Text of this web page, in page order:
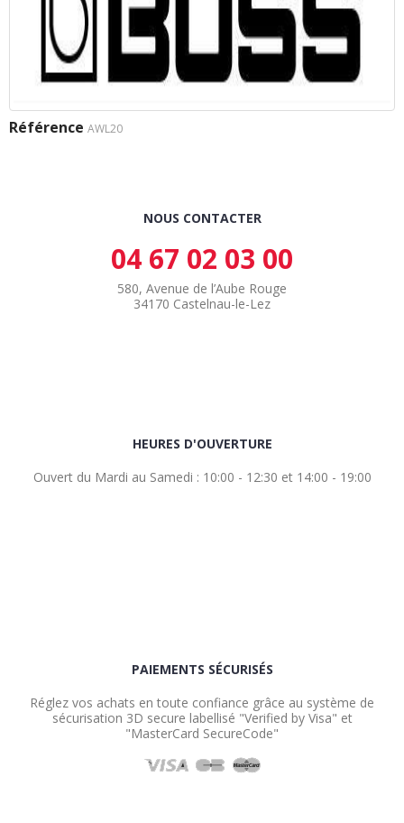
Référence AWL20
NOUS CONTACTER
04 67 02 03 00
580, Avenue de l’Aube Rouge
34170 Castelnau-le-Lez
HEURES D'OUVERTURE
Ouvert du Mardi au Samedi : 10:00 - 12:30 et 14:00 - 19:00
PAIEMENTS SÉCURISÉS
Réglez vos achats en toute confiance grâce au système de
sécurisation 3D secure labellisé "Verified by Visa" et
"MasterCard SecureCode"